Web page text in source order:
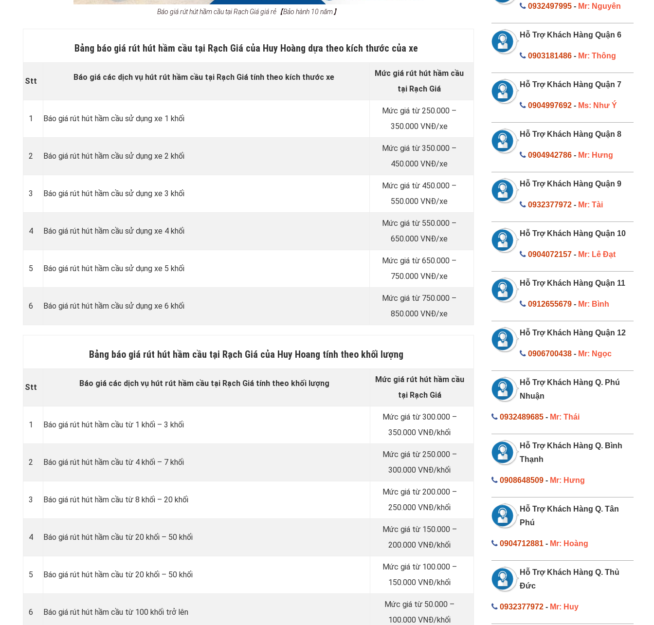
Báo giá rút hút hầm cầu tại Rạch Giá giá rẻ【Bảo hành 10 năm】
Bảng báo giá rút hút hầm cầu tại Rạch Giá của Huy Hoàng dựa theo kích thước của xe
Stt Báo giá các dịch vụ hút rút hầm cầu tại Rạch Giá tính theo kích thước xe
Mức giá rút hút hầm cầu
tại Rạch Giá
1 Báo giá rút hút hầm cầu sử dụng xe 1 khối
Mức giá từ 250.000 –
350.000 VNĐ/xe
2 Báo giá rút hút hầm cầu sử dụng xe 2 khối
Mức giá từ 350.000 –
450.000 VNĐ/xe
3 Báo giá rút hút hầm cầu sử dụng xe 3 khối
Mức giá từ 450.000 –
550.000 VNĐ/xe
4 Báo giá rút hút hầm cầu sử dụng xe 4 khối
Mức giá từ 550.000 –
650.000 VNĐ/xe
5 Báo giá rút hút hầm cầu sử dụng xe 5 khối
Mức giá từ 650.000 –
750.000 VNĐ/xe
6 Báo giá rút hút hầm cầu sử dụng xe 6 khối
Mức giá từ 750.000 –
850.000 VNĐ/xe
Bảng báo giá rút hút hầm cầu tại Rạch Giá của Huy Hoang tính theo khối lượng
Stt Báo giá các dịch vụ hút rút hầm cầu tại Rạch Giá tính theo khối lượng
Mức giá rút hút hầm cầu
tại Rạch Giá
1 Báo giá rút hút hầm cầu từ 1 khối – 3 khối
Mức giá từ 300.000 –
350.000 VNĐ/khối
2 Báo giá rút hút hầm cầu từ 4 khối – 7 khối
Mức giá từ 250.000 –
300.000 VNĐ/khối
3 Báo giá rút hút hầm cầu từ 8 khối – 20 khối
Mức giá từ 200.000 –
250.000 VNĐ/khối
4 Báo giá rút hút hầm cầu từ 20 khối – 50 khối
Mức giá từ 150.000 –
200.000 VNĐ/khối
5 Báo giá rút hút hầm cầu từ 20 khối – 50 khối
Mức giá từ 100.000 –
150.000 VNĐ/khối
6 Báo giá rút hút hầm cầu từ 100 khối trở lên
Mức giá từ 50.000 –
100.000 VNĐ/khối
0932497995 - Mr: Nguyên
Hỗ Trợ Khách Hàng Quận 6
0903181486 - Mr: Thông
Hỗ Trợ Khách Hàng Quận 7
0904997692 - Ms: Như Ý
Hỗ Trợ Khách Hàng Quận 8
0904942786 - Mr: Hưng
Hỗ Trợ Khách Hàng Quận 9
0932377972 - Mr: Tài
Hỗ Trợ Khách Hàng Quận 10
0904072157 - Mr: Lê Đạt
Hỗ Trợ Khách Hàng Quận 11
0912655679 - Mr: Bình
Hỗ Trợ Khách Hàng Quận 12
0906700438 - Mr: Ngọc
Hỗ Trợ Khách Hàng Q. Phú
Nhuận
0932489685- Mr: Thái
Hỗ Trợ Khách Hàng Q. Bình
Thạnh
0908648509- Mr: Hưng
Hỗ Trợ Khách Hàng Q. Tân
Phú
0904712881- Mr: Hoàng
Hỗ Trợ Khách Hàng Q. Thủ
Đức
0932377972- Mr: Huy